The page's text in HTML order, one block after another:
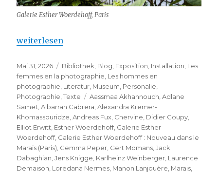
Galerie Esther Woerdehoff, Paris
„Galerie Esther Woerdehoff : Nouveau dans le
weiterlesen
Veröffentlicht
am
Mai 31, 2026 Kategorien
Bibliothek, Blog, Exposition, Installation, Les
femmes en la photographie, Les hommes en
photographie, Literatur, Museum, Personalie,
Photographie,Texte Schlagwörter
Aassmaa Akhannouch,Adlane
Samet,Albarran Cabrera,Alexandra Kremer-
Khomassouridze,Andreas Fux, Chervine, Didier Goupy,
Elliot Erwitt, Esther Woerdehoff, Galerie Esther
Woerdehoff, Galerie Esther Woerdehoff : Nouveau dans le
Marais (Paris), Gemma Peper, Gert Momans,Jack
Dabaghian,Jens Knigge, Karlheinz Weinberger, Laurence
Demaison, Loredana Nermes, Manon Lanjouère, Marais,